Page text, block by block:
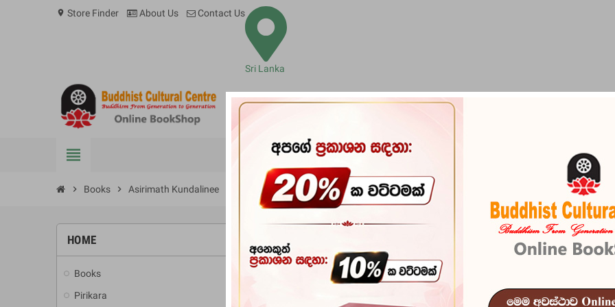
location_on Store Finder About Us Contact Us
Sri Lanka
view_headline BOOKS PIRIKARA BUDDHA STATUES RITUAL ITEMS &
chevron_right Books chevron_right Asirimath Kundalinee
HOME
Books
Pirikara
-10% Asirimath
අසිරිමත් කුණ්ඩලිනී -